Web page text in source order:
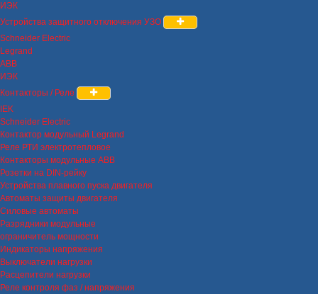
ИЭК
Устройства защитного отключения УЗО
Schneider Electric
Legrand
ABB
ИЭК
Контакторы / Реле
IEK
Schneider Electric
Контактор модульный Legrand
Реле РТИ электротепловое
Контакторы модульные ABB
Розетки на DIN-рейку
Устройства плавного пуска двигателя
Автоматы защиты двигателя
Силовые автоматы
Разрядники модульные
ограничитель мощности
Индикаторы напряжения
Выключатели нагрузки
Расцепители нагрузки
Реле контроля фаз / напряжения